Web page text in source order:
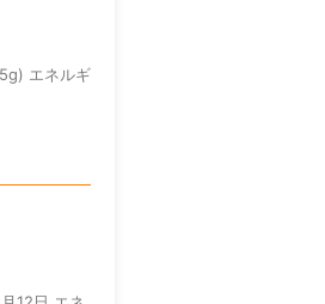
エネルギ